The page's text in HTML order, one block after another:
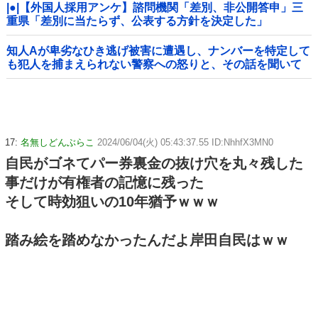
|●|【外国人採用アンケ】諮問機関「差別、非公開答申」三
重県「差別に当たらず、公表する方針を決定した」
知人Aが卑劣なひき逃げ被害に遭遇し、ナンバーを特定して
も犯人を捕まえられない警察への怒りと、その話を聞いて
「逃げた方が得じゃん」と言い放ったBの神経がわからん
17: 名無しどんぶらこ 2024/06/04(火) 05:43:37.55 ID:NhhfX3MN0
自民がゴネてパー券裏金の抜け穴を丸々残した
事だけが有権者の記憶に残った
そして時効狙いの10年猶予ｗｗｗ
踏み絵を踏めなかったんだよ岸田自民はｗｗ